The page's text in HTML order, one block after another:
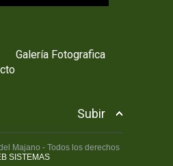
Galería Fotografica
Subir
Majano - Todos los derechos
SISTEMAS